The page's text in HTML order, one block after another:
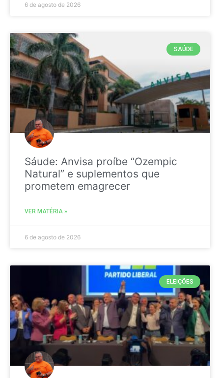
6 de agosto de 2026
SAÚDE
Sáude: Anvisa proíbe “Ozempic
Natural” e suplementos que
prometem emagrecer
VER MATÉRIA »
6 de agosto de 2026
ELEIÇÕES